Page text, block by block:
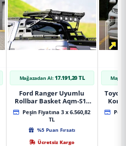
Mağazadan Al: 17.191,20 TL
Ford Ranger Uyumlu
Rollbar Basket Aqm-S10
2015+ Uyumlu
Peşin Fiyatına 3 x 6.560,82
TL
%5 Puan Fırsatı
Ücretsiz Kargo